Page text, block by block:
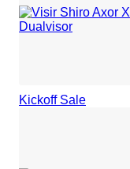
Kickoff Sale